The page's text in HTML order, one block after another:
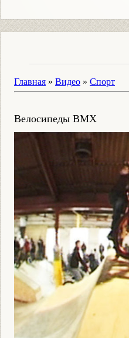
Главная » Видео » Спорт
Велосипеды BMX